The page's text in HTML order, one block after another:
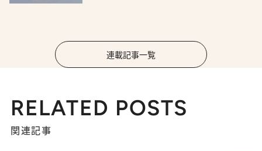
連載記事一覧
RELATED POSTS
関連記事